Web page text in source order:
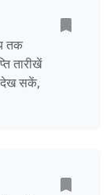
तक
तारीखें
देख सकें,